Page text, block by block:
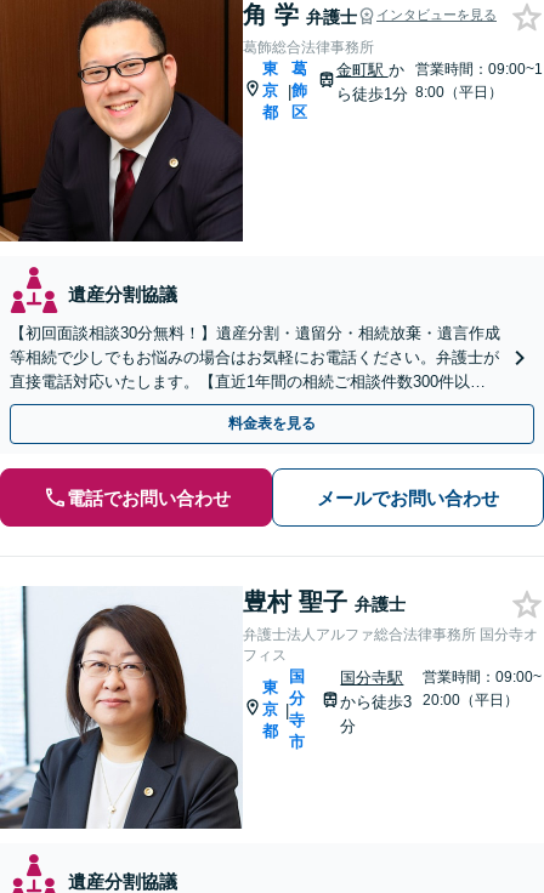
角 学 弁護士 インタビューを見る
葛飾総合法律事務所
東
京
都
|
葛
飾
区
金町駅 か
ら徒歩1分
営業時間：09:00~1
8:00（平日）
遺産分割協議
【初回面談相談30分無料！】遺産分割・遺留分・相続放棄・遺言作成
等相続で少しでもお悩みの場合はお気軽にお電話ください。弁護士が
直接電話対応いたします。【直近1年間の相続ご相談件数300件以
上！】【相続の著書・セミナー多数】【弁護士複数所属】
料金表を見る
電話でお問い合わせ メールでお問い合わせ
豊村 聖子 弁護士
弁護士法人アルファ総合法律事務所 国分寺オ
フィス
東
京
都
|
国
分
寺
市
国分寺駅
から徒歩3
分
営業時間：09:00~
20:00（平日）
遺産分割協議